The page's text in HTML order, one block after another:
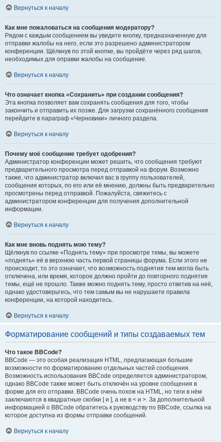
Вернуться к началу
Как мне пожаловаться на сообщения модератору?
Рядом с каждым сообщением вы увидите кнопку, предназначенную для
отправки жалобы на него, если это разрешено администратором
конференции. Щёлкнув по этой кнопке, вы пройдёте через ряд шагов,
необходимых для оправки жалобы на сообщение.
Вернуться к началу
Что означает кнопка «Сохранить» при создании сообщения?
Эта кнопка позволяет вам сохранять сообщения для того, чтобы
закончить и отправить их позже. Для загрузки сохранённого сообщения
перейдите в параграф «Черновики» личного раздела.
Вернуться к началу
Почему моё сообщение требует одобрения?
Администратор конференции может решить, что сообщения требуют
предварительного просмотра перед отправкой на форум. Возможно
также, что администратор включил вас в группу пользователей,
сообщения которых, по его или её мнению, должны быть предварительно
просмотрены перед отправкой. Пожалуйста, свяжитесь с
администратором конференции для получения дополнительной
информации.
Вернуться к началу
Как мне вновь поднять мою тему?
Щёлкнув по ссылке «Поднять тему» при просмотре темы, вы можете
«поднять» её в верхнюю часть первой страницы форума. Если этого не
происходит, то это означает, что возможность поднятия тем могла быть
отключена, или время, которое должно пройти до повторного поднятия
темы, ещё не прошло. Также можно поднять тему, просто ответив на неё,
однако удостоверьтесь, что тем самым вы не нарушаете правила
конференции, на которой находитесь.
Вернуться к началу
Форматирование сообщений и типы создаваемых тем
Что такое BBCode?
BBCode — это особая реализация HTML, предлагающая большие
возможности по форматированию отдельных частей сообщения.
Возможность использования BBCode определяется администратором,
однако BBCode также может быть отключён на уровне сообщения в
форме для его отправки. BBCode очень похож на HTML, но теги в нём
заключаются в квадратные скобки [ и ], а не в < и >. За дополнительной
информацией о BBCode обратитесь к руководству по BBCode, ссылка на
которое доступна из формы отправки сообщений.
Вернуться к началу